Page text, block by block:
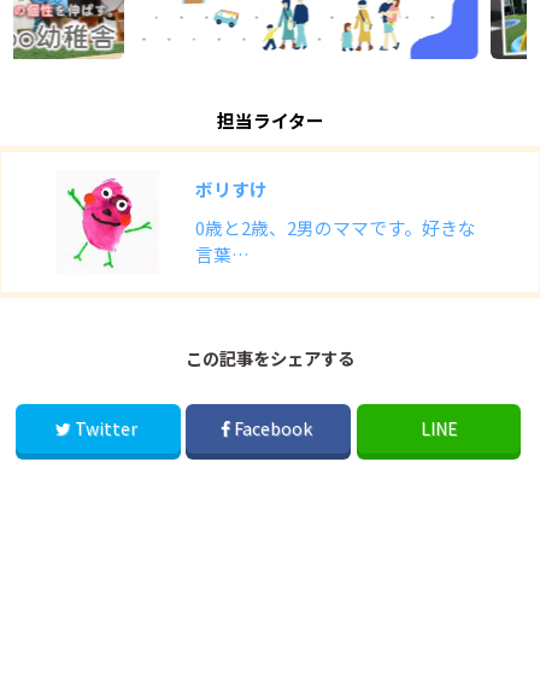
担当ライター
ボリすけ
0歳と2歳、2男のママです。好きな
言葉…
この記事をシェアする
Twitter Facebook LINE